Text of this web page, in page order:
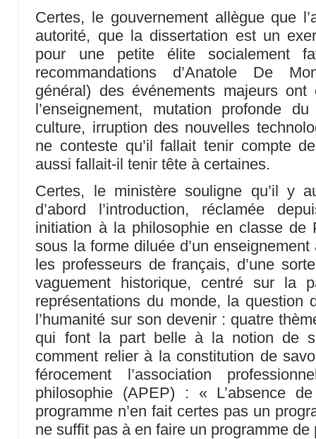
Certes, le gouvernement allègue que
autorité, que la dissertation est un
pour une petite élite socialement
recommandations d’Anatole De
général) des événements majeurs
l’enseignement, mutation profonde
culture, irruption des nouvelles
ne conteste qu’il fallait tenir compte
aussi fallait-il tenir tête à certaines.
Certes, le ministère souligne qu’il y
d’abord l’introduction, réclamée
initiation à la philosophie en classe de
sous la forme diluée d’un
les professeurs de français, d’une
vaguement historique, centré sur la
représentations du monde, la question
l’humanité sur son devenir : quatre
qui font la part belle à la notion de
comment relier à la constitution de
férocement l’association
philosophie (APEP) : « L’absence
programme n’en fait certes pas un
ne suffit pas à en faire un programme de